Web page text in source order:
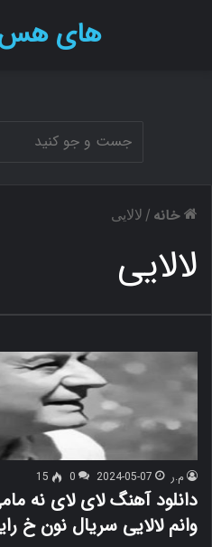
های
خانه / لالایی
لالایی
م.ر 2024-05-07
0
15
دانلود آهنگ لای لای نه
وانم لالایی سریال نون خ